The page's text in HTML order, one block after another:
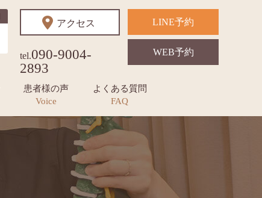
アクセス
tel.090-9004-
2893
LINE予約
WEB予約
患者様の声
Voice
よくある質問
FAQ